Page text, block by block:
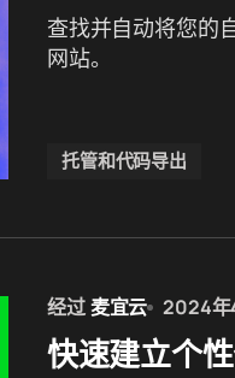
查找并自动将您的
网站。
托管和代码导出
经过麦宜云 2024年
快速建立个